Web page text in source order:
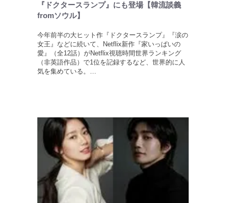
『ドクタースランプ』にも登場【韓流談義
fromソウル】
今年前半の大ヒット作『ドクタースランプ』『涙の
女王』などに続いて、Netflix新作『家いっぱいの
愛』（全12話）がNetflix視聴時間世界ランキング
（非英語作品）で1位を記録するなど、世界的に人
気を集めている。…